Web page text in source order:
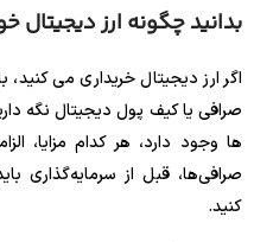
بدانید چگونه ارز دیجیتال
اگر ارز دیجیتال خریداری می کنید،
صرافی یا کیف پول دیجیتال نگه
ها وجود دارد، هر کدام مزایا،
صرافی‌ها، قبل از سرمایه‌گذاری
کنید.